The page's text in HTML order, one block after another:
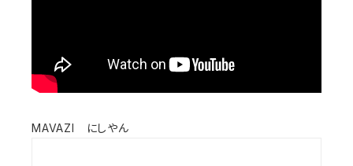
MAVAZI にしやん